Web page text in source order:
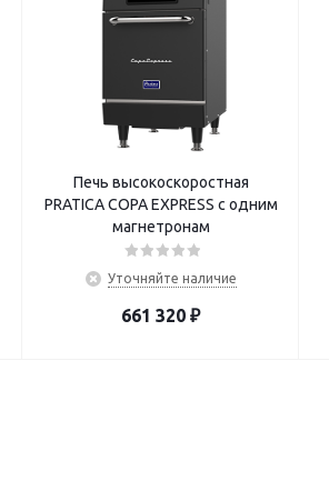
Печь высокоскоростная
PRATICA COPA EXPRESS с одним
магнетронам
Уточняйте наличие
661 320 ₽